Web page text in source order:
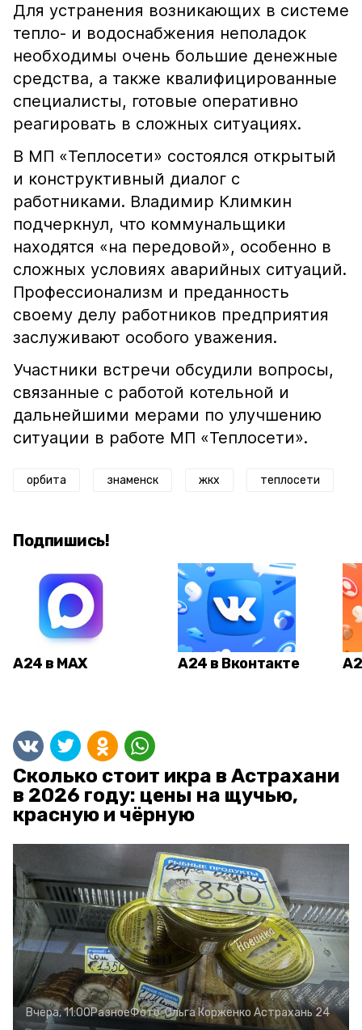
Для устранения возникающих в системе
тепло- и водоснабжения неполадок
необходимы очень большие денежные
средства, а также квалифицированные
специалисты, готовые оперативно
реагировать в сложных ситуациях.
В МП «Теплосети» состоялся открытый
и конструктивный диалог с
работниками. Владимир Климкин
подчеркнул, что коммунальщики
находятся «на передовой», особенно в
сложных условиях аварийных ситуаций.
Профессионализм и преданность
своему делу работников предприятия
заслуживают особого уважения.
Участники встречи обсудили вопросы,
связанные с работой котельной и
дальнейшими мерами по улучшению
ситуации в работе МП «Теплосети».
орбита знаменск жкх теплосети
Подпишись!
А24 в MAX А24 в Вконтакте
Сколько стоит икра в Астрахани
в 2026 году: цены на щучью,
красную и чёрную
Вчера, 11:00РазноеФото:Ольга Корженко Астрахань 24